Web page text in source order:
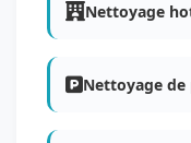
Nettoyage
Nettoyage